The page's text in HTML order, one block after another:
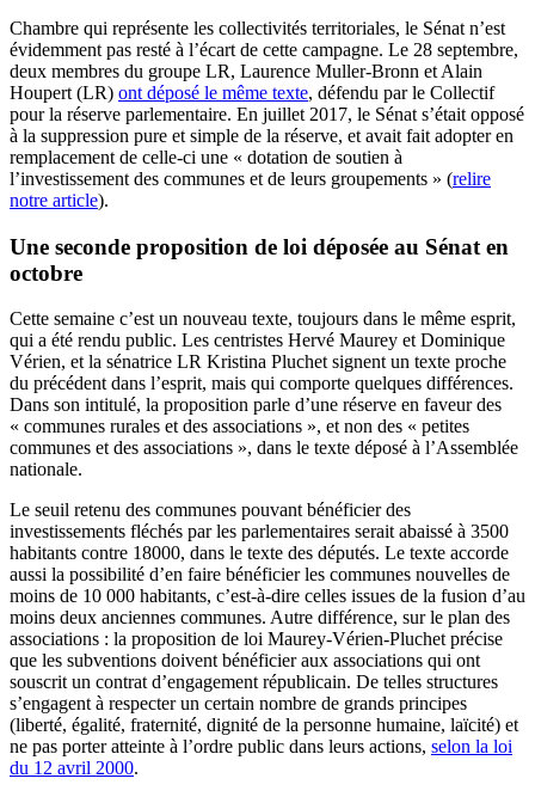
Chambre qui représente les collectivités territoriales, le Sénat n’est
évidemment pas resté à l’écart de cette campagne. Le 28 septembre,
deux membres du groupe LR, Laurence Muller-Bronn et Alain
Houpert (LR) ont déposé le même texte, défendu par le Collectif
pour la réserve parlementaire. En juillet 2017, le Sénat s’était opposé
à la suppression pure et simple de la réserve, et avait fait adopter en
remplacement de celle-ci une « dotation de soutien à
l’investissement des communes et de leurs groupements » (relire
notre article).
Une seconde proposition de loi déposée au Sénat en
octobre
Cette semaine c’est un nouveau texte, toujours dans le même esprit,
qui a été rendu public. Les centristes Hervé Maurey et Dominique
Vérien, et la sénatrice LR Kristina Pluchet signent un texte proche
du précédent dans l’esprit, mais qui comporte quelques différences.
Dans son intitulé, la proposition parle d’une réserve en faveur des
« communes rurales et des associations », et non des « petites
communes et des associations », dans le texte déposé à l’Assemblée
nationale.
Le seuil retenu des communes pouvant bénéficier des
investissements fléchés par les parlementaires serait abaissé à 3500
habitants contre 18000, dans le texte des députés. Le texte accorde
aussi la possibilité d’en faire bénéficier les communes nouvelles de
moins de 10 000 habitants, c’est-à-dire celles issues de la fusion d’au
moins deux anciennes communes. Autre différence, sur le plan des
associations : la proposition de loi Maurey-Vérien-Pluchet précise
que les subventions doivent bénéficier aux associations qui ont
souscrit un contrat d’engagement républicain. De telles structures
s’engagent à respecter un certain nombre de grands principes
(liberté, égalité, fraternité, dignité de la personne humaine, laïcité) et
ne pas porter atteinte à l’ordre public dans leurs actions, selon la loi
du 12 avril 2000.